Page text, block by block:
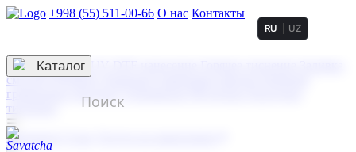
+998 (55) 511-00-66 О нас Контакты
3D гравировка
смолой (Doming)
гравировка твердая
тиснение
RU UZ
☰
Контакты
Каталог